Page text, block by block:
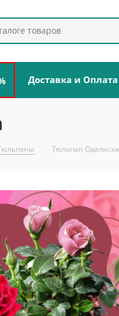
Доставка и Оплата
- Тюльпан Одалиска